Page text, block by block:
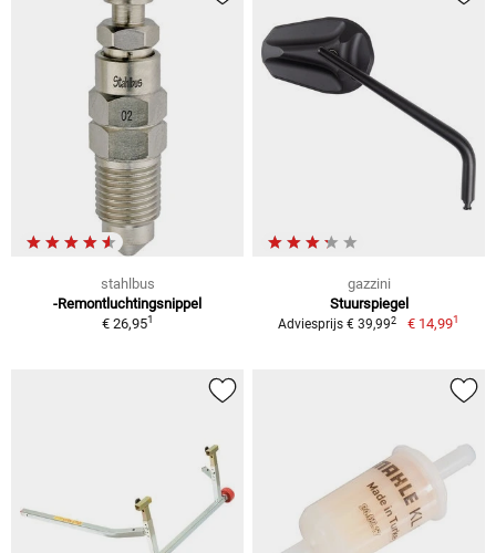
stahlbus
-Remontluchtingsnippel
€ 26,951
gazzini
Stuurspiegel
Adviesprijs € 39,992 € 14,991